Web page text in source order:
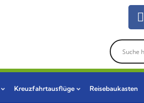
Kreuzfahrtausflüge Reisebaukasten